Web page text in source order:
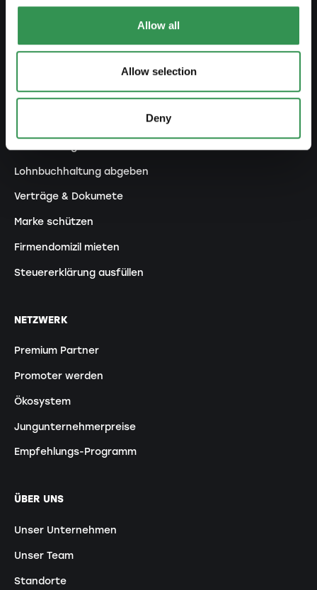
Allow all
Allow selection
Deny
Umwandlung KlG in AG
Lohnbuchhaltung abgeben
Verträge & Dokumete
Marke schützen
Firmendomizil mieten
Steuererklärung ausfüllen
NETZWERK
Premium Partner
Promoter werden
Ökosystem
Jungunternehmerpreise
Empfehlungs-Programm
ÜBER UNS
Unser Unternehmen
Unser Team
Standorte